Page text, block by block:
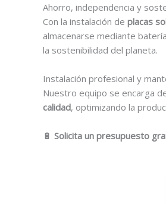
Ahorro, independencia y
Con la instalación de placas
almacenarse mediante
la sostenibilidad del planeta.
Instalación profesional y
Nuestro equipo se encarga
calidad, optimizando la
🔋 Solicita un presupuesto